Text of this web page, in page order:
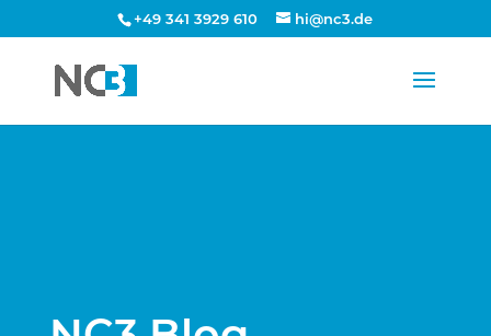
+49 341 3929 610 hi@nc3.de